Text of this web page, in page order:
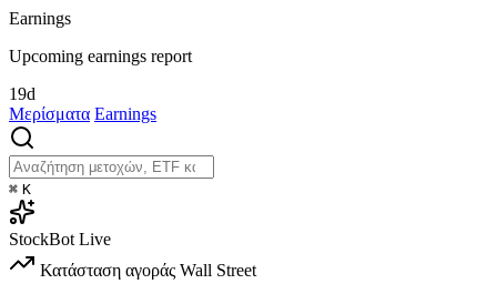
Earnings
Upcoming earnings report
19d
Μερίσματα Earnings
⌘ K
StockBot Live
Κατάσταση αγοράς Wall Street